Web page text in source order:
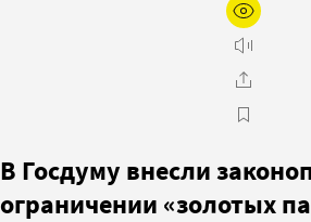
В Госдуму внесли
ограничении «золотых